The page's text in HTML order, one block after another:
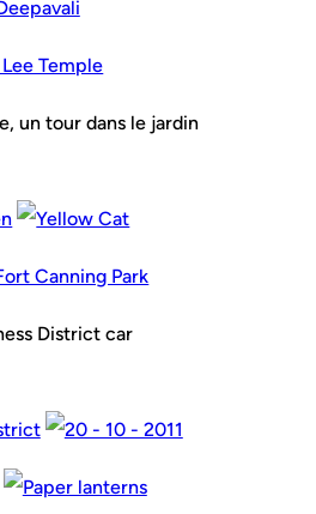
un tour dans le jardin
District car